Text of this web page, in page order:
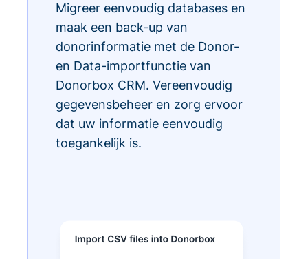
Migreer eenvoudig databases en
maak een back-up van
donorinformatie met de Donor-
en Data-importfunctie van
Donorbox CRM. Vereenvoudig
gegevensbeheer en zorg ervoor
dat uw informatie eenvoudig
toegankelijk is.